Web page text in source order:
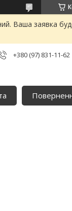
Ваша заявка
+380 (97) 831-11-62